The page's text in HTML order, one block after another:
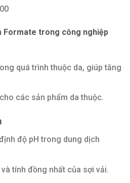
Formate trong công nghiệp
quá trình thuộc da, giúp tăng
các sản phẩm da thuộc.
độ pH trong dung dịch
tính đồng nhất của sợi vải.